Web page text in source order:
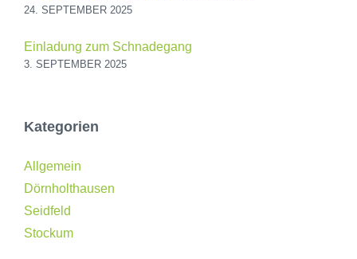
24. SEPTEMBER 2025
Einladung zum Schnadegang
3. SEPTEMBER 2025
Kategorien
Allgemein
Dörnholthausen
Seidfeld
Stockum